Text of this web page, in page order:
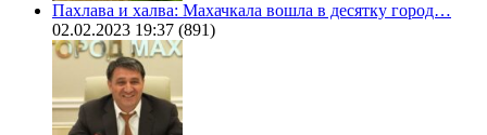
Пахлава и халва: Махачкала вошла в десятку город…
02.02.2023 19:37 (891)